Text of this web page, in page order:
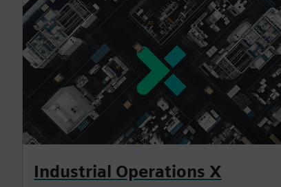
Industrial Operations X